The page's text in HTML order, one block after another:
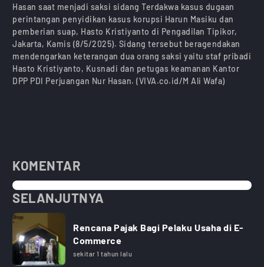
Hasan saat menjadi saksi sidang Terdakwa kasus dugaan
perintangan penyidikan kasus korupsi Harun Masiku dan
pemberian suap, Hasto Kristiyanto di Pengadilan Tipikor,
Jakarta, Kamis (8/5/2025). Sidang tersebut beragendakan
mendengarkan keterangan dua orang saksi yaitu staf pribadi
Hasto Kristiyanto, Kusnadi dan petugas keamanan Kantor
DPP PDI Perjuangan Nur Hasan. (VIVA.co.id/M Ali Wafa)
KOMENTAR
SELANJUTNYA
Rencana Pajak Bagi Pelaku Usaha di E-
Commerce
sekitar 1 tahun lalu